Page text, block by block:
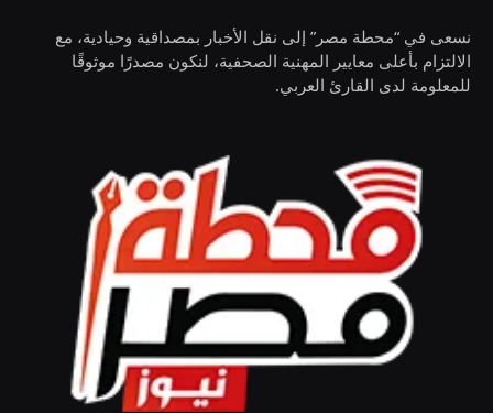
نسعى في “محطة مصر” إلى نقل الأخبار بمصداقية وحيادية، مع
الالتزام بأعلى معايير المهنية الصحفية، لنكون مصدرًا موثوقًا
للمعلومة لدى القارئ العربي.